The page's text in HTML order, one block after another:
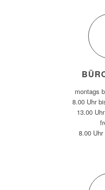
montags
8.00 Uhr
13.00
8.00